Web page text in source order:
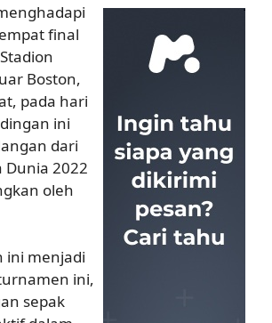
final
Boston,
pada hari
ini
dari
Dunia 2022
oleh
ini menjadi
ini,
sepak